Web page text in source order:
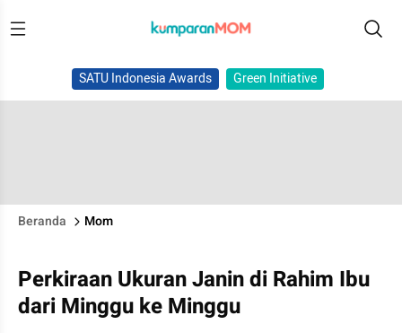
SATU Indonesia Awards Green Initiative
Beranda Mom
Perkiraan Ukuran Janin di Rahim Ibu
dari Minggu ke Minggu